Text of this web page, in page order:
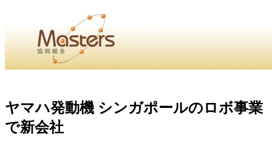
せ・
・Home・ ・理 念・ ・沿 革・ ・組織図・ ・会
ヤマハ発動機 シンガポールのロボ事業
で新会社